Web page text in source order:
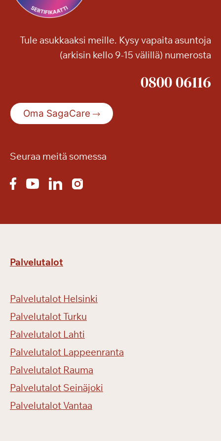
Tule asukkaaksi meille. Kysy vapaita asuntoja
(arkisin kello 9-15 välillä) numerosta
0800 06116
Oma SagaCare
Seuraa meitä somessa
Palvelutalot
Palvelutalot Helsinki
Palvelutalot Turku
Palvelutalot Lahti
Palvelutalot Lappeenranta
Palvelutalot Rauma
Palvelutalot Seinäjoki
Palvelutalot Vantaa